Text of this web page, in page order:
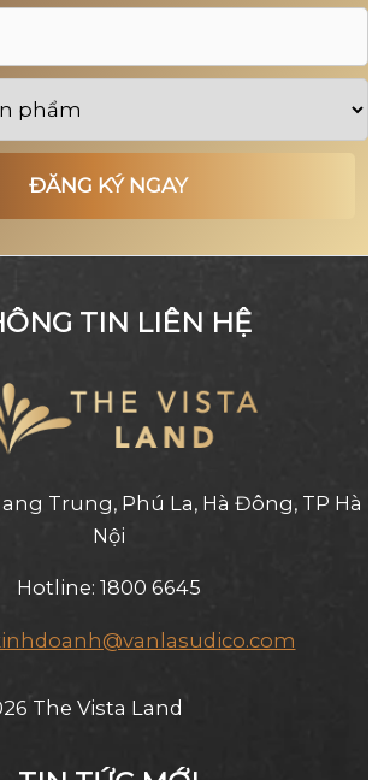
TIN LIÊN HỆ
Trung, Phú La, Hà Đông, TP Hà
Nội
Hotline: 1800 6645
The Vista Land